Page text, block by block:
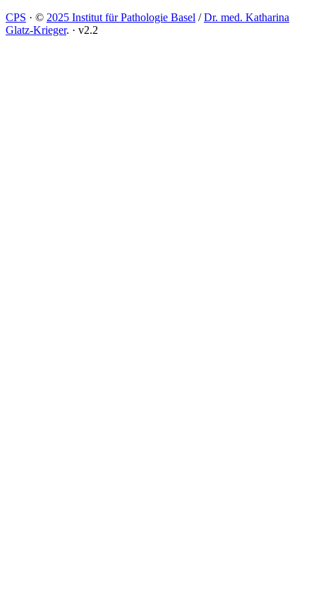
CPS · © 2025 Institut für Pathologie Basel /Dr. med. Katharina
Glatz-Krieger. · v2.2